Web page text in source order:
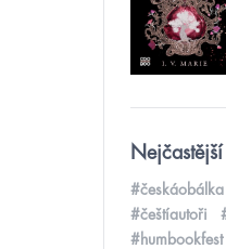
#českáobálka
#češtíautoři
#humbookfest